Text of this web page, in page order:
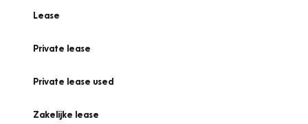
Lease
Private lease
Private lease used
Zakelijke lease